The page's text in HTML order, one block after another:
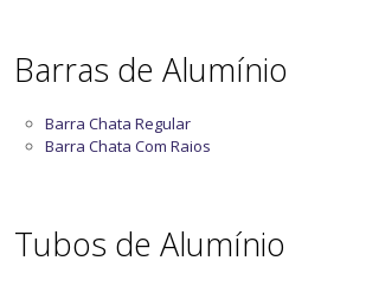
Barras de Alumínio
Barra Chata Regular
Barra Chata Com Raios
Tubos de Alumínio